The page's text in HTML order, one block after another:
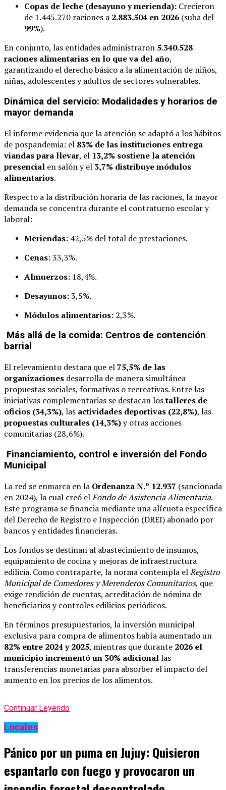
Copas de leche (desayuno y merienda): Crecieron
de 1.445.270 raciones a 2.883.504 en 2026 (suba del
99%).
En conjunto, las entidades administraron 5.340.528
raciones alimentarias en lo que va del año,
garantizando el derecho básico a la alimentación de niños,
niñas, adolescentes y adultos de sectores vulnerables.
Dinámica del servicio: Modalidades y horarios de
mayor demanda
El informe evidencia que la atención se adaptó a los hábitos
de pospandemia: el 83% de las instituciones entrega
viandas para llevar, el 13,2% sostiene la atención
presencial en salón y el 3,7% distribuye módulos
alimentarios.
Respecto a la distribución horaria de las raciones, la mayor
demanda se concentra durante el contraturno escolar y
laboral:
Meriendas: 42,5% del total de prestaciones.
Cenas:33,3%.
Almuerzos: 18,4%.
Desayunos:3,5%.
Módulos alimentarios: 2,3%.
Más allá de la comida: Centros de contención
barrial
El relevamiento destaca que el75,5% de las
organizaciones desarrolla de manera simultánea
propuestas sociales, formativas o recreativas. Entre las
iniciativas complementarias se destacan lostalleres de
oficios (34,3%), las actividades deportivas (22,8%), las
propuestas culturales (14,3%)y otras acciones
comunitarias (28,6%).
Financiamiento, control e inversión del Fondo
Municipal
La red se enmarca en la Ordenanza N.º 12.937 (sancionada
en 2024), la cual creó elFondo de Asistencia Alimentaria.
Este programa se financia mediante una alícuota específica
del Derecho de Registro e Inspección (DREI) abonado por
bancos y entidades financieras.
Los fondos se destinan al abastecimiento de insumos,
equipamiento de cocina y mejoras de infraestructura
edilicia. Como contraparte, la norma contempla elRegistro
Municipal de Comedores y Merenderos Comunitarios, que
exige rendición de cuentas, acreditación de nómina de
beneficiarios y controles edilicios periódicos.
En términos presupuestarios, la inversión municipal
exclusiva para compra de alimentos había aumentado un
82% entre 2024 y 2025, mientras que durante 2026 el
municipio incrementó un 30% adicionallas
transferencias monetarias para absorber el impacto del
aumento en los precios de los alimentos.
Continuar Leyendo
Locales
Pánico por un puma en Jujuy: Quisieron
espantarlo con fuego y provocaron un